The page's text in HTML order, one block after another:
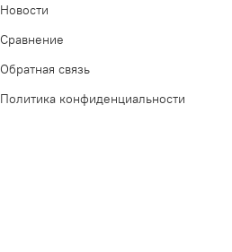
Новости
Сравнение
Обратная связь
Политика конфиденциальности